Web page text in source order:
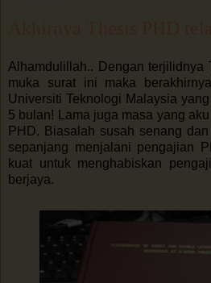
Alhamdulillah.. Dengan terjilidnya
muka surat ini maka
Universiti Teknologi Malaysia
5 bulan! Lama juga masa yang
PHD. Biasalah susah senang
sepanjang menjalani pengajian
kuat untuk menghabiskan
berjaya.